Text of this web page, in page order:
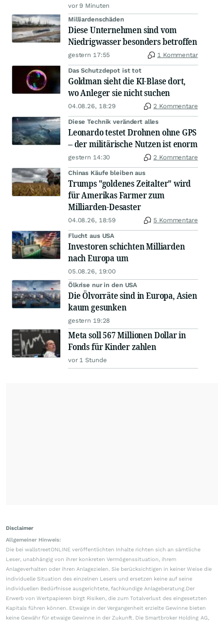
vor 9 Minuten
Milliardenschäden
Diese Unternehmen sind vom
Niedrigwasser besonders betroffen
gestern 17:55 1 Kommentar
Das Schutzdepot ist tot
Goldman sieht die KI-Blase dort,
wo Anleger sie nicht suchen
04.08.26, 18:29 2 Kommentare
Diese Technik verändert alles
Leonardo testet Drohnen ohne GPS
– der militärische Nutzen ist enorm
gestern 14:30 2 Kommentare
Chinas Käufe bleiben aus
Trumps "goldenes Zeitalter" wird
für Amerikas Farmer zum
Milliarden-Desaster
04.08.26, 18:59 5 Kommentare
Flucht aus USA
Investoren schichten Milliarden
nach Europa um
05.08.26, 19:00
Ölkrise nur in den USA
Die Ölvorräte sind in Europa, Asien
kaum gesunken
gestern 19:28
Meta soll 567 Millionen Dollar in
Fonds für Kinder zahlen
vor 1 Stunde
Disclaimer
Allgemeiner Hinweis:
Die bei wallstreetONLINE veröffentlichten Inhalte richten sich an sämtliche
Leser, unabhängig von ihrer konkreten Vermögenssituation, ihrem
Anlageverhalten oder ihren Anlagezielen. Sie berücksichtigen in keiner Weise die
individuelle Situation des einzelnen Lesers und ersetzen keine auf seine
individuellen Bedürfnisse ausgerichtete, fachkundige Anlageberatung.Der
Erwerb von Wertpapieren birgt Risiken, die zum Totalverlust des eingesetzten
Kapitals führen können. Etwaige in der Vergangenheit erzielte Gewinne bieten
keine Gewähr für etwaige Gewinne in der Zukunft. Die Smartbroker Holding AG,